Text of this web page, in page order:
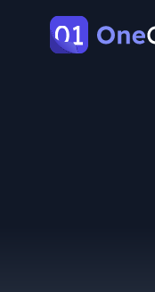
OneCal